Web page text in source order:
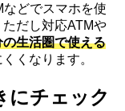
どでスマホを使
だし対応ATMや
の生活圏で使える
くなります。
にチェック